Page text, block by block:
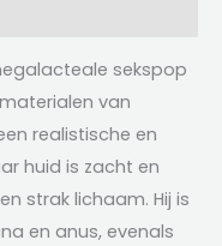
sekspop
van
​​realistische en
huid is zacht en
strak lichaam. Hij is
en anus, evenals